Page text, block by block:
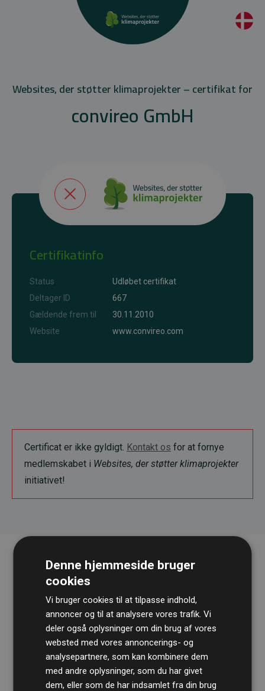
Websites, der støtter klimaprojekter – certifikat for
convireo GmbH
Certifikatinfo
Status
Udløbet certifikat
Deltager ID
667
Gældende frem til
30.11.2010
Website
www.convireo.com
Certificat er ikke gyldigt. Kontakt os for at fornye
medlemskabet i Websites, der støtter klimaprojekter
initiativet!
RevisionshusetBDOgennemgår løbende vores
beregninger og metode for at sikre gennemsigtighed
og pålidelighed.
Denne hjemmeside bruger
cookies
Vi bruger cookies til at tilpasse indhold,
annoncer og til at analysere vores trafik. Vi
deler også oplysninger om din brug af vores
websted med vores annoncerings- og
analysepartnere, som kan kombinere dem
med andre oplysninger, som du har givet
dem, eller som de har indsamlet fra din brug